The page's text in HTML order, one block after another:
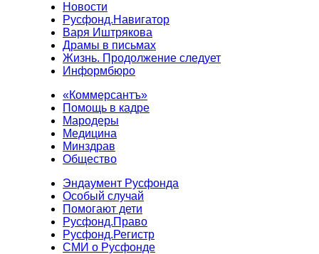
Новости
Русфонд.Навигатор
Варя Иштрякова
Драмы в письмах
Жизнь. Продолжение следует
Информбюро
«Коммерсантъ»
Помощь в кадре
Мародеры
Медицина
Минздрав
Общество
Эндаумент Русфонда
Особый случай
Помогают дети
Русфонд.Право
Русфонд.Регистр
СМИ о Русфонде